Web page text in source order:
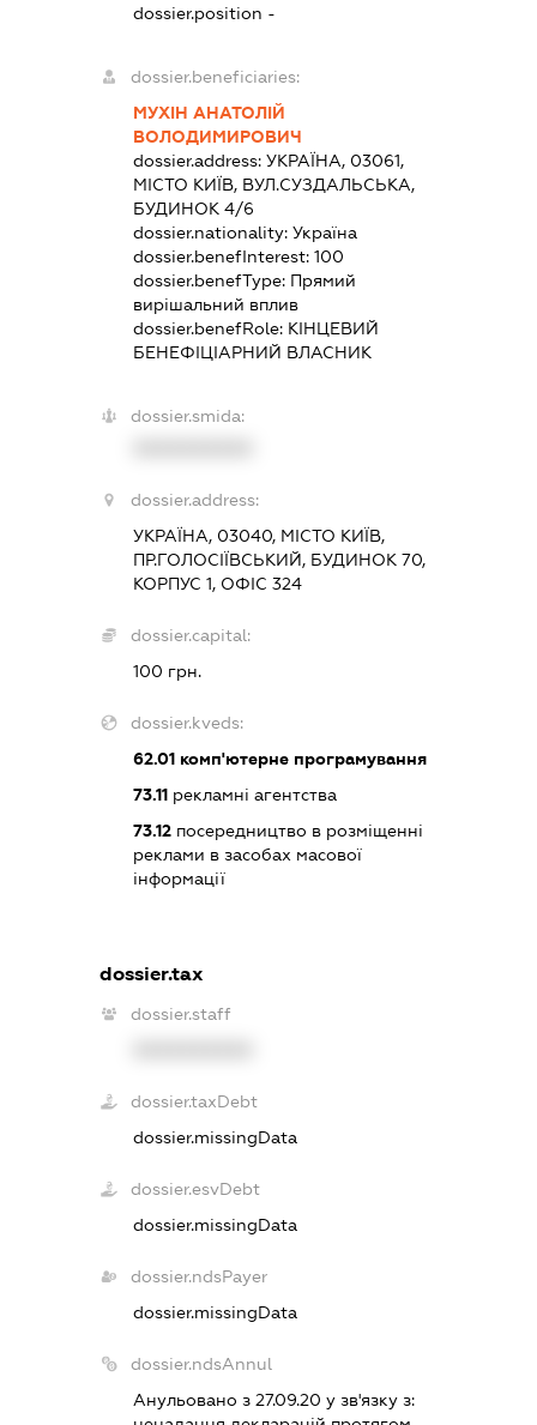
dossier.position -
dossier.beneficiaries:
МУХІН АНАТОЛІЙ
ВОЛОДИМИРОВИЧ
dossier.address:УКРАЇНА, 03061,
МІСТО КИЇВ, ВУЛ.СУЗДАЛЬСЬКА,
БУДИНОК 4/6
dossier.nationality:Україна
dossier.benefInterest:100
dossier.benefType: Прямий
вирішальний вплив
dossier.benefRole: КІНЦЕВИЙ
БЕНЕФІЦІАРНИЙ ВЛАСНИК
dossier.smida:
dossier.address:
УКРАЇНА, 03040, МІСТО КИЇВ,
ПР.ГОЛОСІЇВСЬКИЙ, БУДИНОК 70,
КОРПУС 1, ОФІС 324
dossier.capital:
100 грн.
dossier.kveds:
62.01 комп'ютерне програмування
73.11 рекламні агентства
73.12 посередництво в розміщенні
реклами в засобах масової
інформації
dossier.tax
dossier.staff
dossier.taxDebt
dossier.missingData
dossier.esvDebt
dossier.missingData
dossier.ndsPayer
dossier.missingData
dossier.ndsAnnul
Анульовано з 27.09.20 у зв'язку з: